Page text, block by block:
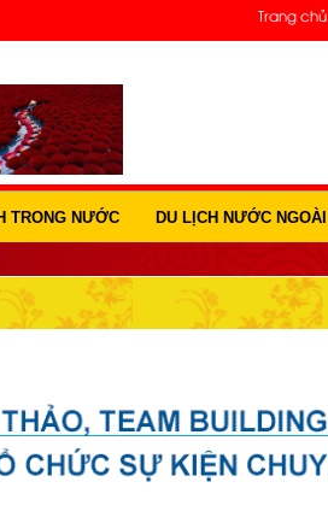
Trang chủ
TRONG NƯỚC DU LỊCH NƯỚC NGOÀI